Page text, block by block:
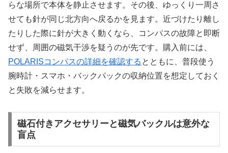
らな場所で本体を静止させます。その後、ゆっくり一周さ
せても針が同じ北方向へ戻るかを見ます。近づけたり離し
たりした際に針が大きく動くなら、コンパスの故障と即断
せず、周囲の磁気干渉を疑うのが先です。購入前には、
POLARISコンパスの詳細を確認する とともに、普段使う
腕時計・スマホ・バックパックの収納位置を想定しておく
と失敗を減らせます。
磁石付きアクセサリーと磁気バックルは意外な
盲点